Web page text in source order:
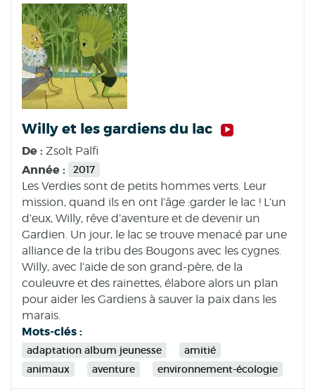
Willy et les gardiens du lac
De : Zsolt Palfi
Année : 2017
Les Verdies sont de petits hommes verts. Leur
mission, quand ils en ont l’âge :garder le lac ! L’un
d’eux, Willy, rêve d’aventure et de devenir un
Gardien. Un jour, le lac se trouve menacé par une
alliance de la tribu des Bougons avec les cygnes.
Willy, avec l’aide de son grand-père, de la
couleuvre et des rainettes, élabore alors un plan
pour aider les Gardiens à sauver la paix dans les
marais.
Mots-clés :
adaptation album jeunesse
amitié
animaux
aventure environnement-écologie